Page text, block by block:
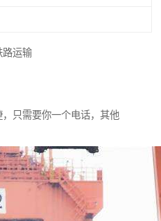
路运输
只需要你一个电话，其他